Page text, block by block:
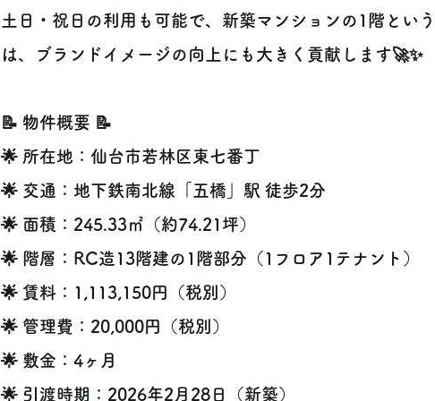
土日・祝日の利用も可能で、新築マンションの1階とい
は、ブランドイメージの向上にも大きく貢献します🚀✨
📝 物件概要 📝
🌟 所在地：仙台市若林区東七番丁
🌟 交通：地下鉄南北線「五橋」駅 徒歩2分
🌟 面積：245.33㎡（約74.21坪）
🌟 階層：RC造13階建の1階部分（1フロア1テナント）
🌟 賃料：1,113,150円（税別）
🌟 管理費：20,000円（税別）
🌟 敷金：4ヶ月
🌟 引渡時期：2026年2月28日（新築）